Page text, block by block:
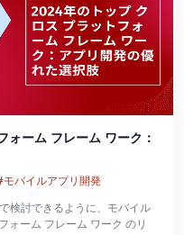
ォーム フレーム ワーク：
モバイルアプリ開発
検討できるように、モバイル
ォーム フレーム ワーク のリ